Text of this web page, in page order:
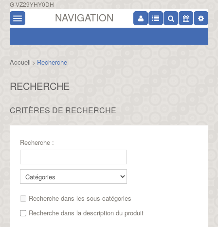
G-VZ29YHY0DH
NAVIGATION
Accueil > Recherche
RECHERCHE
CRITÈRES DE RECHERCHE
Recherche :
Recherche dans les sous-catégories
Recherche dans la description du produit